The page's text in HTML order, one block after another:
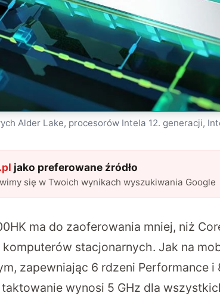
Alder Lake, procesorów Intela 12. generacji,
jako preferowane źródło
się w Twoich wynikach wyszukiwania Google
ma do zaoferowania mniej, niż
stacjonarnych. Jak na
zapewniając 6 rdzeni Performance i
wynosi 5 GHz dla